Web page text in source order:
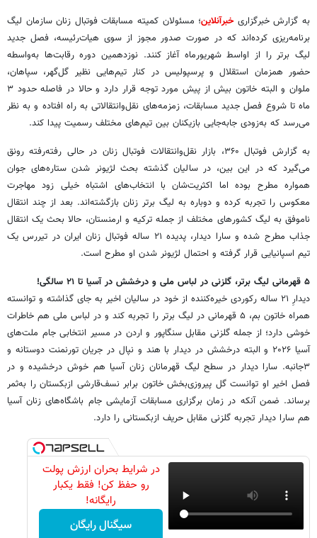
به گزارش خبرگزاریخبرآنلاین؛ مسئولان کمیته مسابقات فوتبال زنان سازمان لیگ
برنامه‌ریزی کرده‌اند که در صورت صدور مجوز از سوی هیات‌رئیسه، فصل جدید
لیگ برتر را از اواسط شهریورماه آغاز کنند. نوزدهمین دوره رقابت‌ها به‌واسطه
حضور همزمان استقلال و پرسپولیس در کنار تیم‌هایی نظیر گل‌گهر، سپاهان،
ملوان و البته خاتون بیش از پیش مورد توجه قرار دارد و حالا در فاصله حدود ۳
ماه تا شروع فصل جدید مسابقات، زمزمه‌های نقل‌وانتقالاتی به راه افتاده و به نظر
می‌رسد که به‌زودی جابه‌جایی بازیکنان بین تیم‌های مختلف رسمیت پیدا کند.
به گزارش فوتبال ۳۶۰، بازار نقل‌وانتقالات فوتبال زنان در حالی رفته‌رفته رونق
می‌گیرد که در این بین، در سالیان گذشته بحث لژیونر شدن ستاره‌های جوان
همواره مطرح بوده اما اکثریت‌شان با انتخاب‌های اشتباه خیلی زود مهاجرت
معکوس را تجربه کرده و دوباره به لیگ برتر زنان بازگشته‌اند. بعد از چند انتقال
ناموفق به لیگ کشورهای مختلف از جمله ترکیه و ارمنستان، حالا بحث یک انتقال
جذاب مطرح شده و سارا دیدار، پدیده ۲۱ ساله فوتبال زنان ایران در تیررس یک
تیم اسپانیایی قرار گرفته و احتمال لژیونر شدن او مطرح است.
۵ قهرمانی لیگ برتر، گلزنی در لباس ملی و درخشش در آسیا تا ۲۱ سالگی!
دیدارِ ۲۱ ساله رکوردی خیره‌کننده از خود در سالیان اخیر به جای گذاشته و توانسته
همراه خاتون بم، ۵ قهرمانی در لیگ برتر را تجربه کند و در لباس ملی هم خاطرات
خوشی دارد؛ از جمله گلزنی مقابل سنگاپور و اردن در مسیر انتخابی جام ملت‌های
آسیا ۲۰۲۶ و البته درخشش در دیدار با هند و نپال در جریان تورنمنت دوستانه و
۳جانبه. سارا دیدار در سطح لیگ قهرمانان زنان آسیا هم خوش درخشیده و در
فصل اخیر او توانست گل پیروزی‌بخش خاتون برابر نسف‌قارشی ازبکستان را به‌ثمر
برساند. ضمن آنکه در زمان برگزاری مسابقات آزمایشی جام باشگاه‌های زنان آسیا
هم سارا دیدار تجربه گلزنی مقابل حریف ازبکستانی را دارد.
در شرایط بحران ارزش پولت
رو حفظ کن! فقط یکبار
رایگانه!
سیگنال رایگان